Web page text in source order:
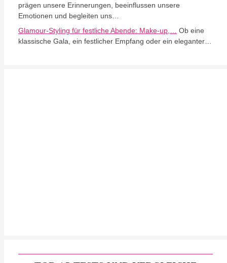
prägen unsere Erinnerungen, beeinflussen unsere
Emotionen und begleiten uns…
Glamour-Styling für festliche Abende: Make-up,…
Ob eine
klassische Gala, ein festlicher Empfang oder ein eleganter…